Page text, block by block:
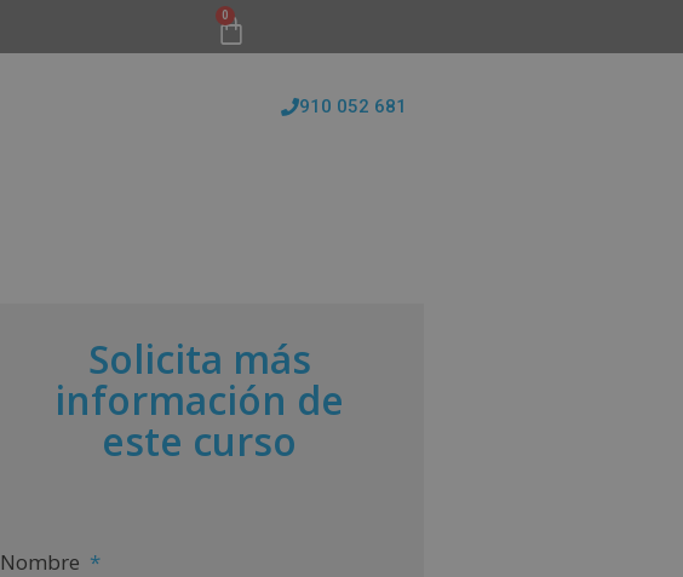
0
910 052 681
Solicita más
información de
este curso
Nombre *